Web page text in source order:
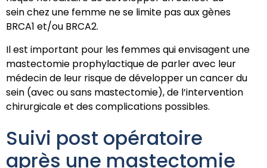
sein chez une femme ne se limite pas aux gènes
BRCA1 et/ou BRCA2.
Il est important pour les femmes qui envisagent une
mastectomie prophylactique de parler avec leur
médecin de leur risque de développer un cancer du
sein (avec ou sans mastectomie), de l’intervention
chirurgicale et des complications possibles.
Suivi post opératoire
après une mastectomie